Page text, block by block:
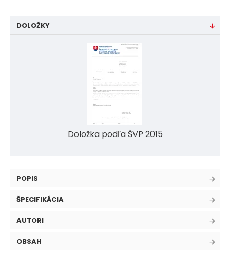
DOLOŽKY
Doložka podľa ŠVP 2015
POPIS
ŠPECIFIKÁCIA
AUTORI
OBSAH